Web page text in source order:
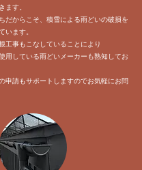
ます。
だからこそ、積雪による雨どいの破損を
います。
工事もこなしていることにより
用している雨どいメーカーも熟知してお
申請もサポートしますのでお気軽にお問